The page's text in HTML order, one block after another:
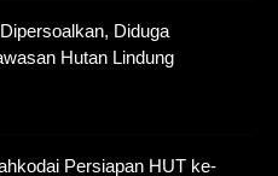
Diduga
Hutan Lindung
Persiapan HUT ke-